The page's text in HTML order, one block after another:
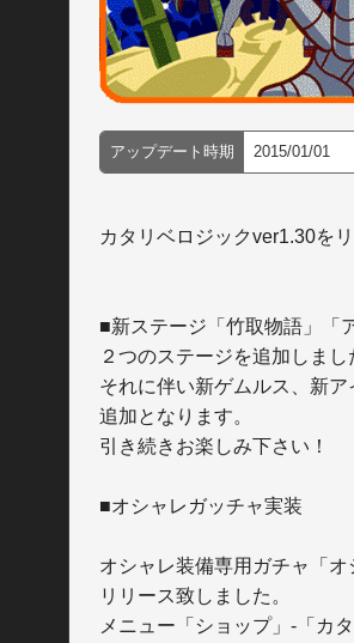
アップデート時期 2015/01/01
カタリベロジックver1.30を
■新ステージ「竹取物語」「
２つのステージを追加しまし
それに伴い新ゲムルス、新
追加となります。
引き続きお楽しみ下さい！
■オシャレガッチャ実装
オシャレ装備専用ガチャ「
リリース致しました。
メニュー「ショップ」-「カ